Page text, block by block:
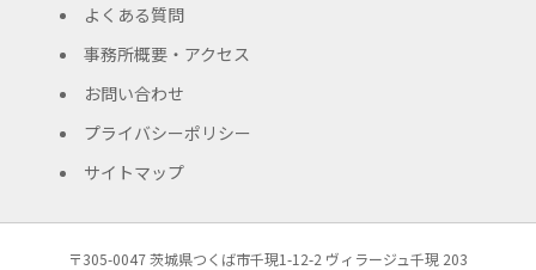
よくある質問
事務所概要・アクセス
お問い合わせ
プライバシーポリシー
サイトマップ
〒305-0047 茨城県つくば市千現1-12-2 ヴィラージュ千現 203